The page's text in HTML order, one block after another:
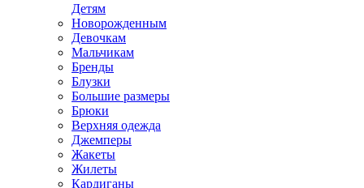
Детям
Новорожденным
Девочкам
Мальчикам
Бренды
Блузки
Большие размеры
Брюки
Верхняя одежда
Джемперы
Жакеты
Жилеты
Кардиганы